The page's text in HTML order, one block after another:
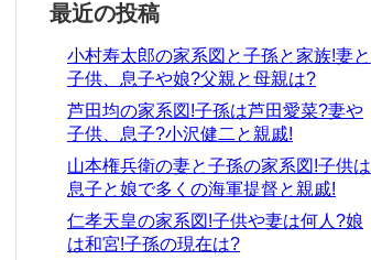
最近の投稿
小村寿太郎の家系図と子孫と家族!妻と
子供、息子や娘?父親と母親は?
芦田均の家系図!子孫は芦田愛菜?妻や
子供、息子?小沢健二と親戚!
山本権兵衛の妻と子孫の家系図!子供は
息子と娘で多くの海軍提督と親戚!
仁孝天皇の家系図!子供や妻は何人?娘
は和宮!子孫の現在は?